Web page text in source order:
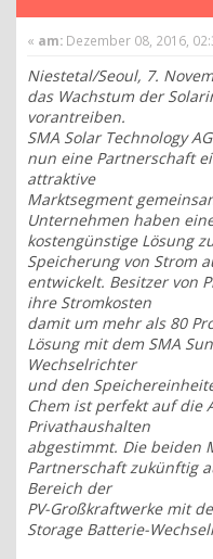
« am: Dezember 08, 2016,
Niestetal/Seoul, 7.
das Wachstum der
vorantreiben.
SMA Solar Technology
nun eine Partnerschaft
attraktive
Marktsegment
Unternehmen haben
kostengünstige Lösung
Speicherung von Strom
entwickelt. Besitzer von
ihre Stromkosten
damit um mehr als 80
Lösung mit dem SMA
Wechselrichter
und den
Chem ist perfekt auf die
Privathaushalten
abgestimmt. Die beiden
Partnerschaft zukünftig
Bereich der
PV-Großkraftwerke mit
Storage Batterie-